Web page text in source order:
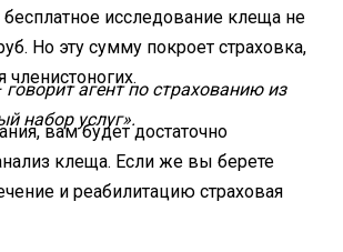
исследование клеща не
Но эту сумму покроет страховка,
агент по страхованию из
набор услуг».
вам будет достаточно
клеща. Если же вы берете
и реабилитацию страховая